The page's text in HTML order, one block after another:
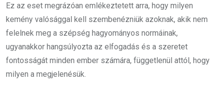
Ez az eset megrázóan emlékeztetett arra, hogy milyen
kemény valósággal kell szembenézniük azoknak, akik nem
felelnek meg a szépség hagyományos normáinak,
ugyanakkor hangsúlyozta az elfogadás és a szeretet
fontosságát minden ember számára, függetlenül attól, hogy
milyen a megjelenésük.